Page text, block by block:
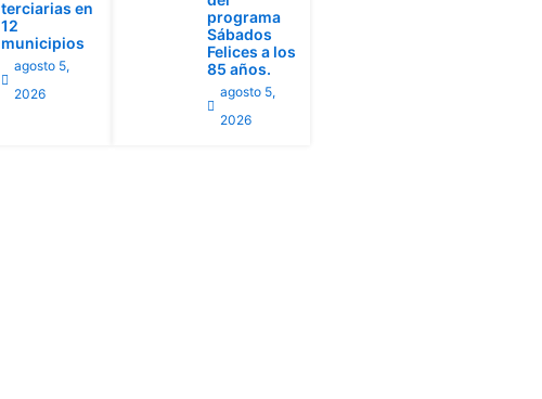
terciarias en
12
municipios
agosto 5,
2026
programa
Sábados
Felices a los
85 años.
agosto 5,
2026